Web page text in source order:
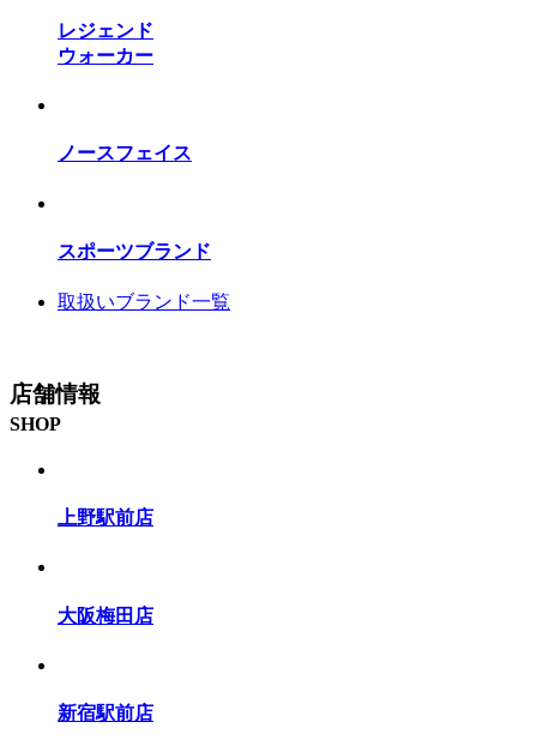
レジェンド
ウォーカー
ノースフェイス
スポーツブランド
取扱いブランド一覧
店舗情報
SHOP
上野駅前店
大阪梅田店
新宿駅前店